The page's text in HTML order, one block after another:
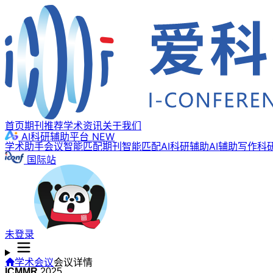
首页期刊推荐学术资讯关于我们
AI科研辅助平台 NEW
学术助手会议智能匹配期刊智能匹配AI科研辅助AI辅助写作科
国际站
未登录
学术会议会议详情